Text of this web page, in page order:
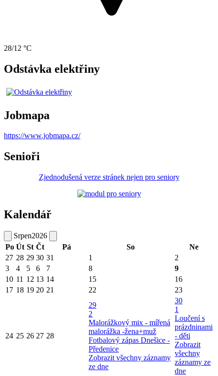
28/12 °C
Odstávka elektřiny
Jobmapa
https://www.jobmapa.cz/
Senioři
Zjednodušená verze stránek nejen pro seniory
Kalendář
Srpen2026
Po Út St Čt Pá So
Ne
27 28 29 30 31 1
2
3
4 5 6 7 8
9
10 11 12 13 14 15
16
17 18 19 20 21 22 23
24 25 26 27 28
29
2
Malorážkový mix - mířená
malorážka -žena+muž
Fotbalový zápas Dnešice -
Předenice
Zobrazit všechny záznamy
ze dne
30
1
Loučení s
prázdninami
- děti
Zobrazit
všechny
záznamy ze
dne